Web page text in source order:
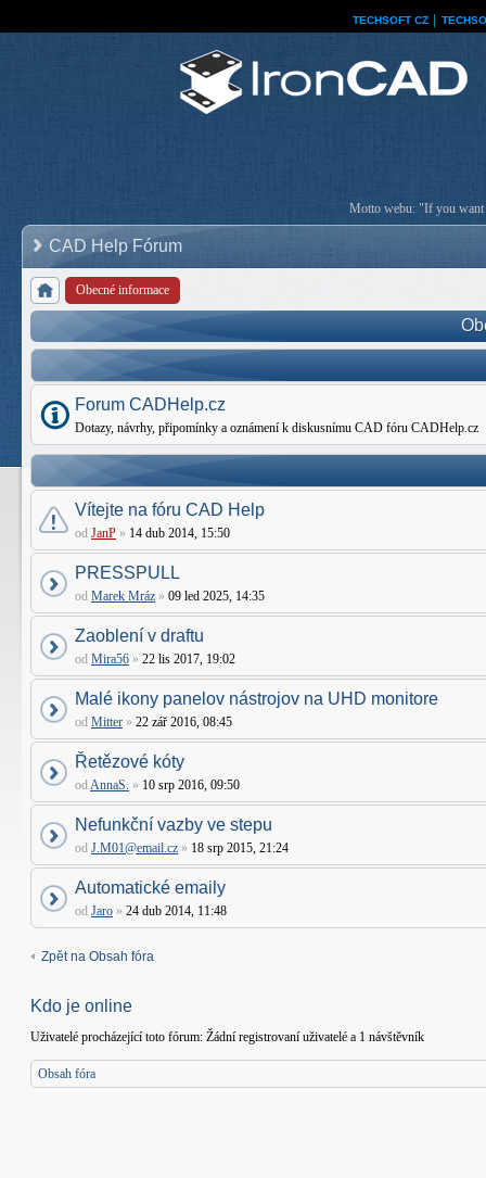
TECHSOFT CZ
Motto webu: "If you want
CAD Help Fórum
Obecné informace
Forum CADHelp.cz
Dotazy, návrhy, připomínky a oznámení k diskusnímu CAD fóru CADHelp.cz
Vítejte na fóru CAD Help
od JanP » 14 dub 2014, 15:50
PRESSPULL
od Marek Mráz » 09 led 2025, 14:35
Zaoblení v draftu
od Mira56 » 22 lis 2017, 19:02
Malé ikony panelov nástrojov na UHD monitore
od Mitter » 22 zář 2016, 08:45
Řetězové kóty
odAnnaS. » 10 srp 2016, 09:50
Nefunkční vazby ve stepu
od J.M01@email.cz » 18 srp 2015, 21:24
Automatické emaily
od Jaro » 24 dub 2014, 11:48
Zpět na Obsah fóra
Kdo je online
Uživatelé procházející toto fórum: Žádní registrovaní uživatelé a 1 návštěvník
Obsah fóra